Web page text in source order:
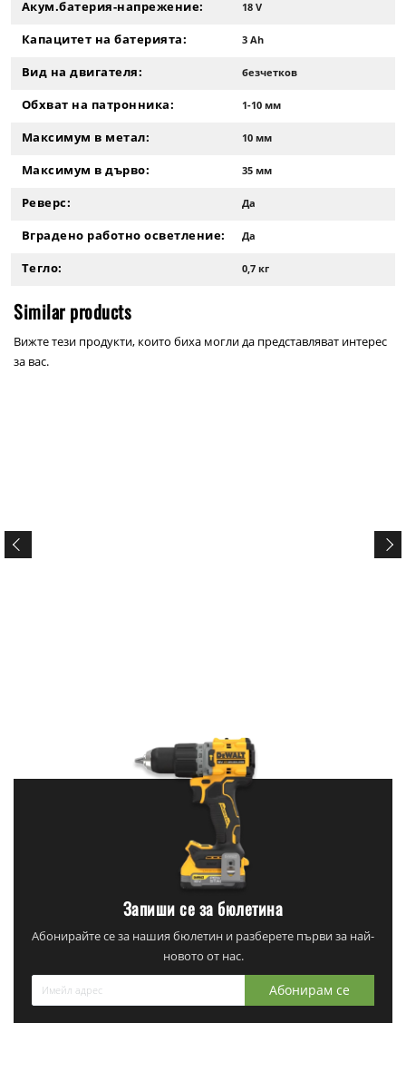
Акум.батерия-напрежение: 18 V
Капацитет на батерията: 3 Ah
Вид на двигателя: безчетков
Обхват на патронника: 1-10 мм
Максимум в метал: 10 мм
Максимум в дърво: 35 мм
Реверс: Да
Вградено работно осветление: Да
Тегло: 0,7 кг
Similar products
Вижте тези продукти, които биха могли да представляват интерес
за вас.
Запиши се за бюлетина
Абонирайте се за нашия бюлетин и разберете първи за най-
новото от нас.
Абонирам се